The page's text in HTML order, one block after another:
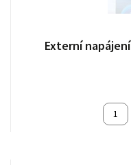
Externí